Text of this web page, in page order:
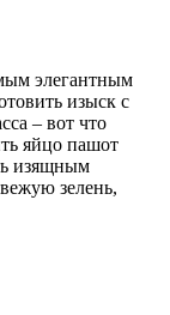
элегантным
изыск с
– вот что
яйцо пашот
изящным
зелень,